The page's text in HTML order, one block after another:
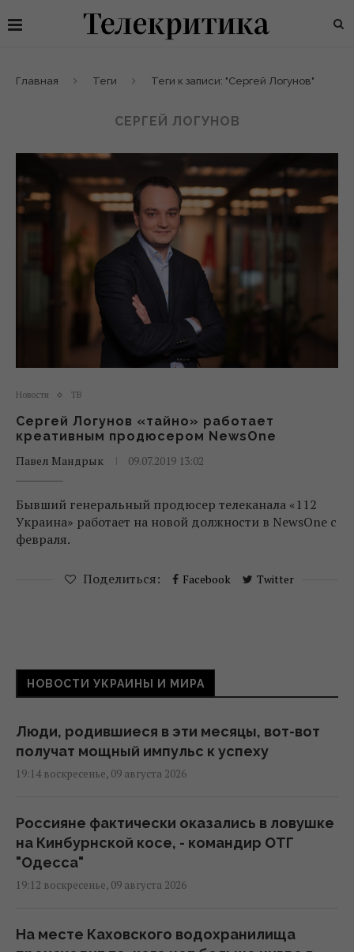
Главная Теги Теги к записи: "Сергей Логунов"
СЕРГЕЙ ЛОГУНОВ
Новости ТВ
Сергей Логунов «тайно» работает
креативным продюсером NewsOne
Павел Мандрык
09.07.2019 13:02
Бывший генеральный продюсер телеканала «112
Украина» работает на новой должности в NewsOne с
февраля.
Поделиться: Facebook Twitter
НОВОСТИ УКРАИНЫ И МИРА
Люди, родившиеся в эти месяцы, вот-вот
получат мощный импульс к успеху
19:14 воскресенье, 09 августа 2026
Россияне фактически оказались в ловушке
на Кинбурнской косе, - командир ОТГ
"Одесса"
19:12 воскресенье, 09 августа 2026
На месте Каховского водохранилища